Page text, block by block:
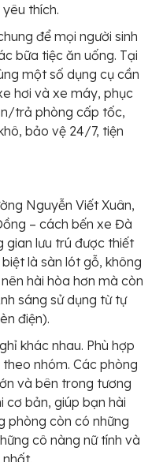
thích.
để mọi người sinh
bữa tiệc ăn uống. Tại
một số dụng cụ cần
hơi và xe máy, phục
trả phòng cấp tốc,
bảo vệ 24/7, tiện
Nguyễn Viết Xuân,
– cách bến xe Đà
gian lưu trú được thiết
là sàn lót gỗ, không
hài hòa hơn mà còn
sáng sử dụng từ tự
điện).
khác nhau. Phù hợp
nhóm. Các phòng
và bên trong tương
cơ bản, giúp bạn hài
phòng còn có những
cô nàng nữ tính và